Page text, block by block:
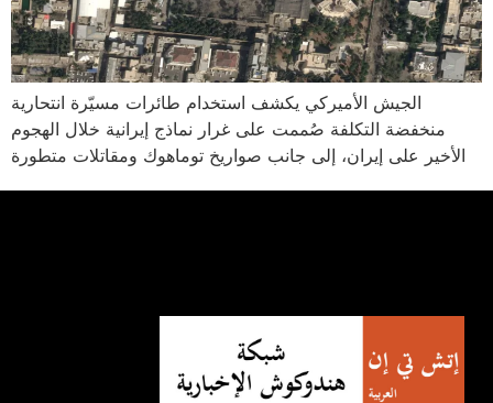
الجيش الأميركي يكشف استخدام طائرات مسيّرة انتحارية
منخفضة التكلفة صُممت على غرار نماذج إيرانية خلال الهجوم
الأخير على إيران، إلى جانب صواريخ توماهوك ومقاتلات متطورة